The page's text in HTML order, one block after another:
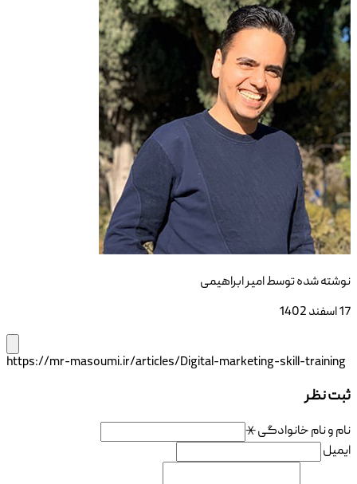
نوشته شده توسطامیر ابراهیمی
17 اسفند 1402
https://mr-masoumi.ir/articles/Digital-marketing-skill-training
ثبت نظر
نام و نام خانوادگی⚹
ایمیل